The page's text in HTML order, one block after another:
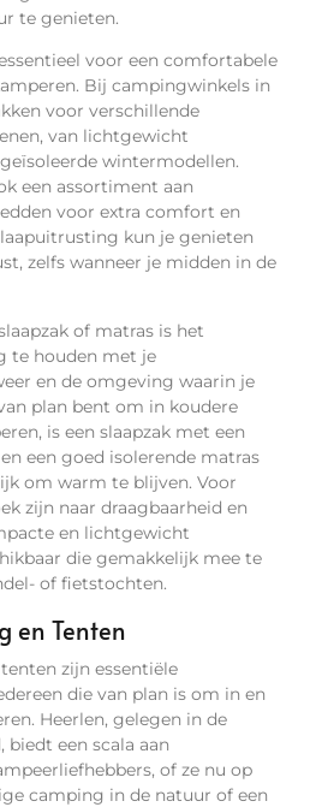
te genieten.
voor een comfortabele
Bij campingwinkels in
voor verschillende
van lichtgewicht
wintermodellen.
een assortiment aan
voor extra comfort en
kun je genieten
zelfs wanneer je midden in de
of matras is het
te houden met je
en de omgeving waarin je
plan bent om in koudere
is een slaapzak met een
een goed isolerende matras
om warm te blijven. Voor
zijn naar draagbaarheid en
en lichtgewicht
die gemakkelijk mee te
of fietstochten.
en Tenten
zijn essentiële
die van plan is om in en
Heerlen, gelegen in de
een scala aan
of ze nu op
camping in de natuur of een